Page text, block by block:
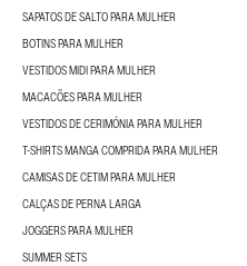
SAPATOS DE SALTO PARA MULHER
BOTINS PARA MULHER
VESTIDOS MIDI PARA MULHER
MACACÕES PARA MULHER
VESTIDOS DE CERIMÓNIA PARA MULHER
T-SHIRTS MANGA COMPRIDA PARA MULHER
CAMISAS DE CETIM PARA MULHER
CALÇAS DE PERNA LARGA
JOGGERS PARA MULHER
SUMMER SETS